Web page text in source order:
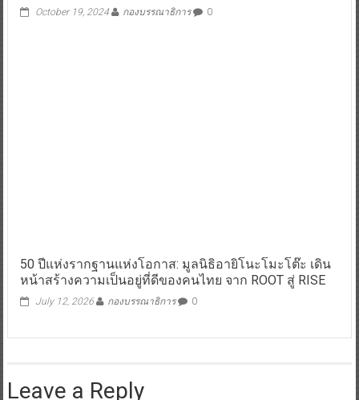
October 19, 2024 กองบรรณาธิการ 0
50 ปีแห่งรากฐานแห่งโอกาส: มูลนิธิอายิโนะโมะโต๊ะ เดิน
หน้าสร้างความเป็นอยู่ที่ดีของคนไทย จาก ROOT สู่ RISE
July 12, 2026 กองบรรณาธิการ 0
Leave a Reply